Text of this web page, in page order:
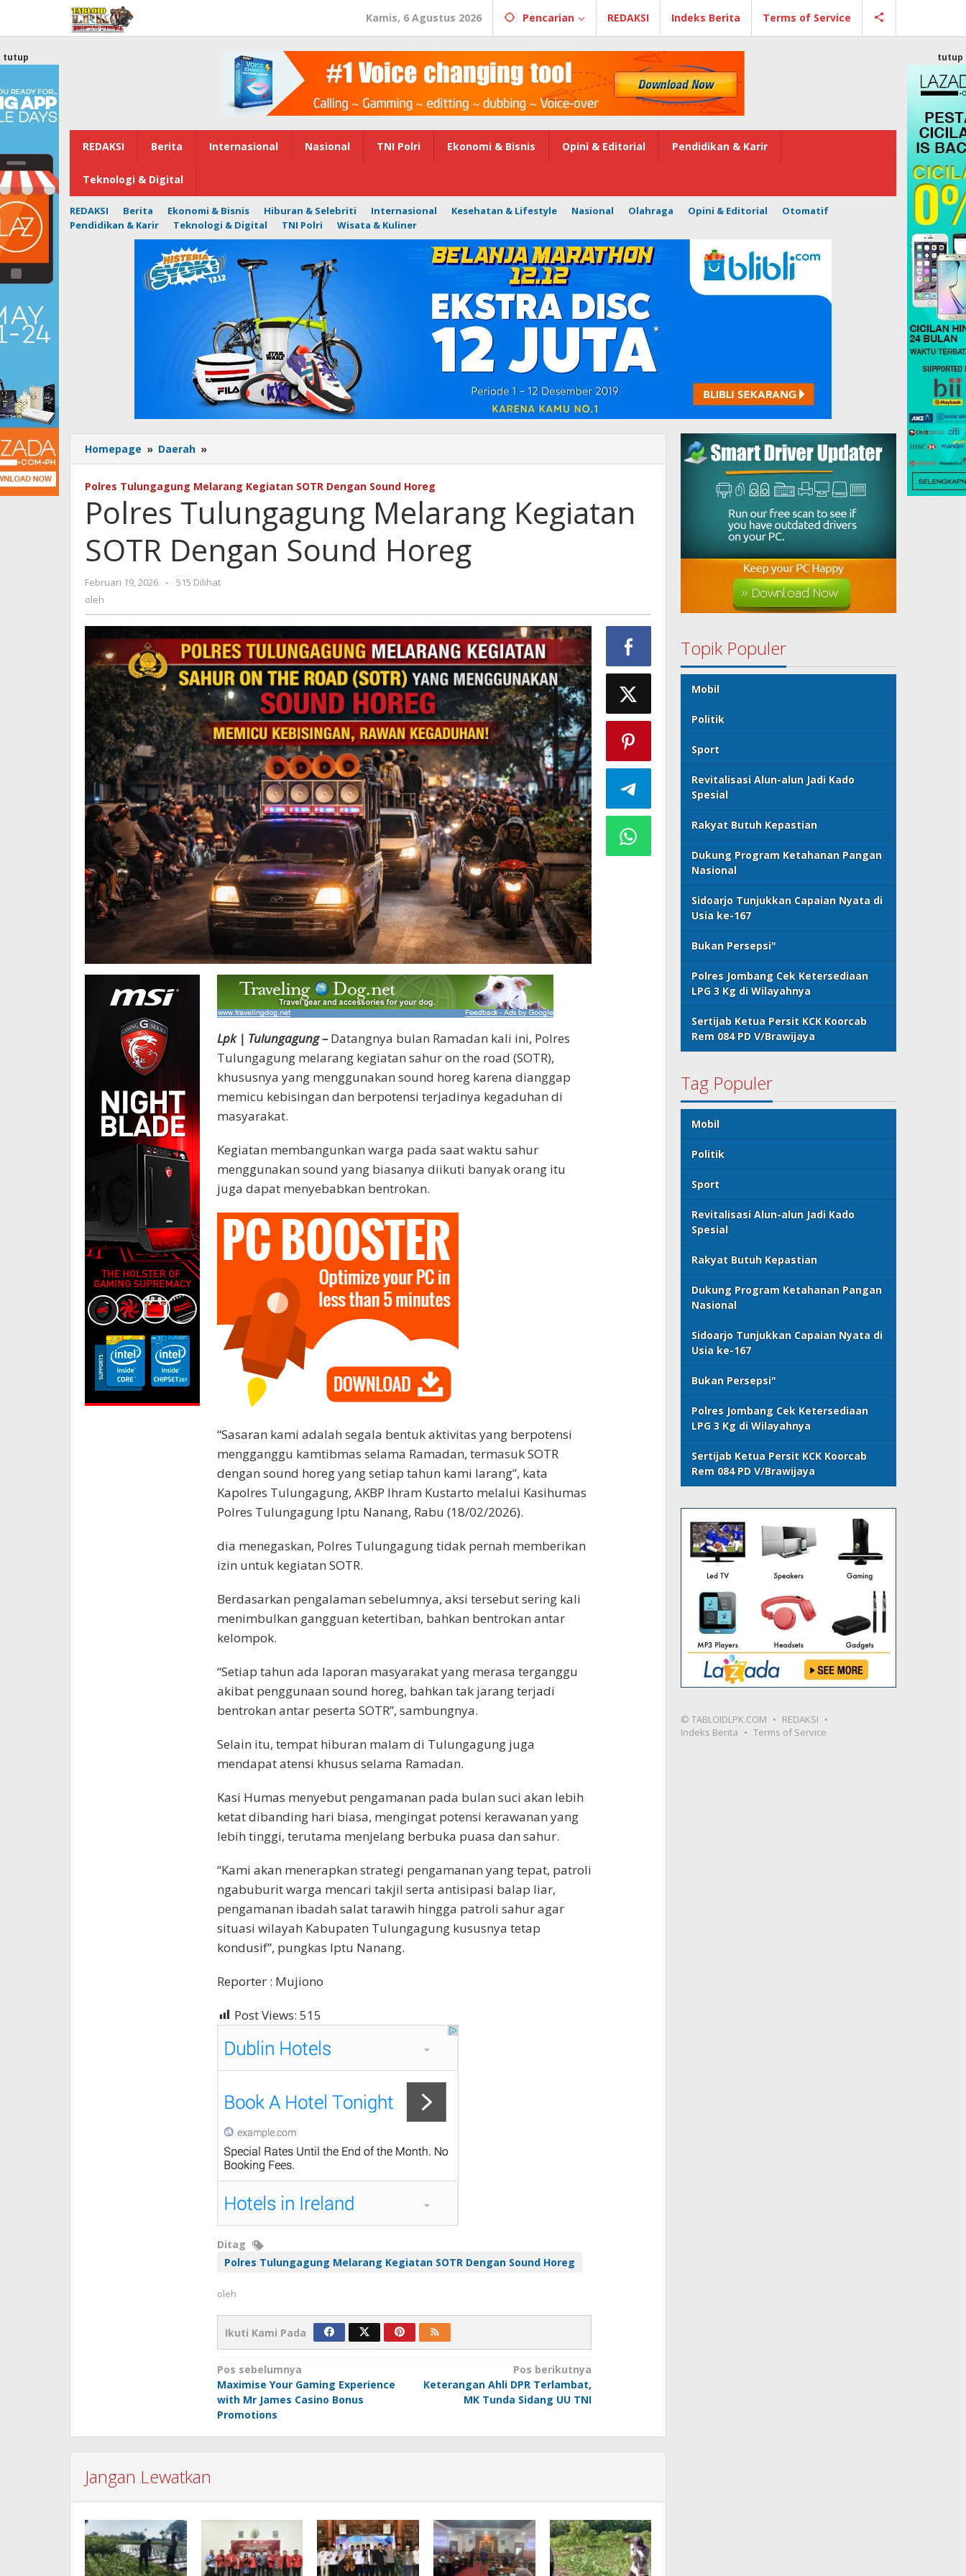
konten
Kamis, 6 Agustus 2026 Pencarian REDAKSI Indeks Berita Terms of Service
REDAKSI Berita Internasional Nasional TNI Polri Ekonomi & Bisnis Opini & Editorial Pendidikan & Karir
Teknologi & Digital
REDAKSI Berita Ekonomi & Bisnis Hiburan & Selebriti Internasional Kesehatan & Lifestyle Nasional Olahraga Opini & Editorial
Otomatif
Pendidikan & Karir
Teknologi & Digital TNI Polri Wisata & Kuliner
tutup tutup
Homepage » Daerah »
Tulungagung
Melarang
Kegiatan
SOTR
Dengan
Horeg
Polres Tulungagung Melarang Kegiatan SOTR Dengan Sound Horeg
Polres Tulungagung Melarang Kegiatan
SOTR Dengan Sound Horeg
Februari 19, 2026 oleh
-
515 Dilihat
oleh
Lpk | Tulungagung – Datangnya bulan Ramadan kali ini, Polres
Tulungagung melarang kegiatan sahur on the road (SOTR),
khususnya yang menggunakan sound horeg karena dianggap
memicu kebisingan dan berpotensi terjadinya kegaduhan di
masyarakat.
Kegiatan membangunkan warga pada saat waktu sahur
menggunakan sound yang biasanya diikuti banyak orang itu
juga dapat menyebabkan bentrokan.
“Sasaran kami adalah segala bentuk aktivitas yang berpotensi
mengganggu kamtibmas selama Ramadan, termasuk SOTR
dengan sound horeg yang setiap tahun kami larang”, kata
Kapolres Tulungagung, AKBP Ihram Kustarto melalui Kasihumas
Polres Tulungagung Iptu Nanang, Rabu (18/02/2026).
dia menegaskan, Polres Tulungagung tidak pernah memberikan
izin untuk kegiatan SOTR.
Berdasarkan pengalaman sebelumnya, aksi tersebut sering kali
menimbulkan gangguan ketertiban, bahkan bentrokan antar
kelompok.
“Setiap tahun ada laporan masyarakat yang merasa terganggu
akibat penggunaan sound horeg, bahkan tak jarang terjadi
bentrokan antar peserta SOTR”, sambungnya.
Selain itu, tempat hiburan malam di Tulungagung juga
mendapat atensi khusus selama Ramadan.
Kasi Humas menyebut pengamanan pada bulan suci akan lebih
ketat dibanding hari biasa, mengingat potensi kerawanan yang
lebih tinggi, terutama menjelang berbuka puasa dan sahur.
“Kami akan menerapkan strategi pengamanan yang tepat, patroli
ngabuburit warga mencari takjil serta antisipasi balap liar,
pengamanan ibadah salat tarawih hingga patroli sahur agar
situasi wilayah Kabupaten Tulungagung kususnya tetap
kondusif”, pungkas Iptu Nanang.
Reporter : Mujiono
Post Views: 515
Ditag
Polres Tulungagung Melarang Kegiatan SOTR Dengan Sound Horeg
oleh
Ikuti Kami Pada
Navigasi
pos
Pos sebelumnya
Maximise Your Gaming Experience
with Mr James Casino Bonus
Promotions
Pos berikutnya
Keterangan Ahli DPR Terlambat,
MK Tunda Sidang UU TNI
Jangan Lewatkan
Topik Populer
Mobil
Politik
Sport
Revitalisasi Alun-alun Jadi Kado
Spesial
Rakyat Butuh Kepastian
Dukung Program Ketahanan Pangan
Nasional
Sidoarjo Tunjukkan Capaian Nyata di
Usia ke-167
Bukan Persepsi"
Polres Jombang Cek Ketersediaan
LPG 3 Kg di Wilayahnya
Sertijab Ketua Persit KCK Koorcab
Rem 084 PD V/Brawijaya
Tag Populer
Mobil
Politik
Sport
Revitalisasi Alun-alun Jadi Kado
Spesial
Rakyat Butuh Kepastian
Dukung Program Ketahanan Pangan
Nasional
Sidoarjo Tunjukkan Capaian Nyata di
Usia ke-167
Bukan Persepsi"
Polres Jombang Cek Ketersediaan
LPG 3 Kg di Wilayahnya
Sertijab Ketua Persit KCK Koorcab
Rem 084 PD V/Brawijaya
© TABLOIDLPK.COM
REDAKSI
Indeks Berita
Terms of Service